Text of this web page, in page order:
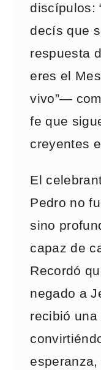
discípulos:
decís que
respuesta
eres el
vivo”—
fe que
creyentes
El
Pedro no
sino
capaz de
Recordó
negado a
recibió una